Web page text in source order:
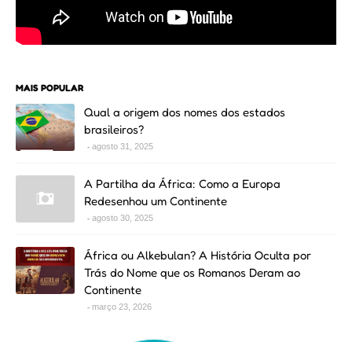
MAIS POPULAR
Qual a origem dos nomes dos estados
brasileiros?
agosto 31, 2025
A Partilha da África: Como a Europa
Redesenhou um Continente
agosto 30, 2025
África ou Alkebulan? A História Oculta por
Trás do Nome que os Romanos Deram ao
Continente
março 23, 2026